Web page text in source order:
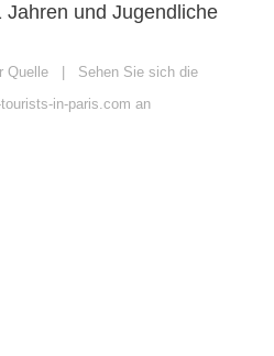
Jahren und Jugendliche
Quelle | Sehen Sie sich die
in-paris.com an